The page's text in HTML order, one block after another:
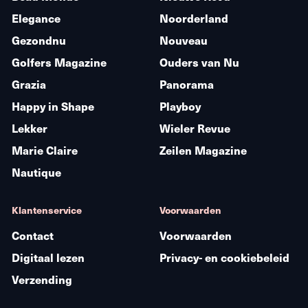
Elegance
Gezondnu
Golfers Magazine
Grazia
Happy in Shape
Lekker
Marie Claire
Nautique
Noorderland
Nouveau
Ouders van Nu
Panorama
Playboy
Wieler Revue
Zeilen Magazine
Klantenservice
Contact
Digitaal lezen
Verzending
Voorwaarden
Voorwaarden
Privacy- en cookiebeleid